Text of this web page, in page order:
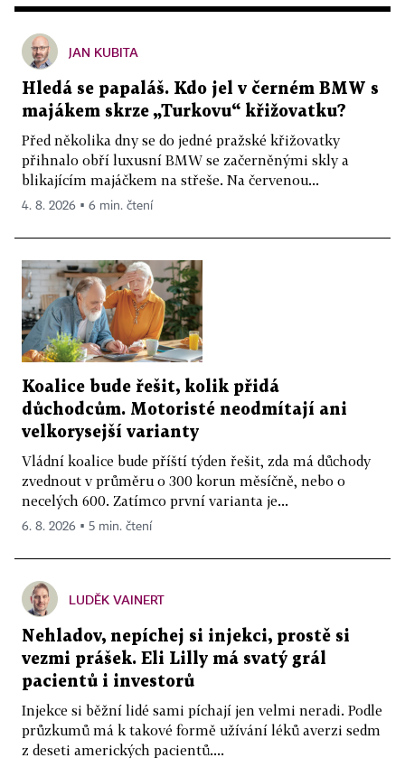
JAN KUBITA
Hledá se papaláš. Kdo jel v černém BMW s
majákem skrze „Turkovu“ křižovatku?
Před několika dny se do jedné pražské křižovatky
přihnalo obří luxusní BMW se začerněnými skly a
blikajícím majáčkem na střeše. Na červenou...
4. 8. 2026 ▪ 6 min. čtení
Koalice bude řešit, kolik přidá
důchodcům. Motoristé neodmítají ani
velkorysejší varianty
Vládní koalice bude příští týden řešit, zda má důchody
zvednout v průměru o 300 korun měsíčně, nebo o
necelých 600. Zatímco první varianta je...
6. 8. 2026 ▪ 5 min. čtení
LUDĚK VAINERT
Nehladov, nepíchej si injekci, prostě si
vezmi prášek. Eli Lilly má svatý grál
pacientů i investorů
Injekce si běžní lidé sami píchají jen velmi neradi. Podle
průzkumů má k takové formě užívání léků averzi sedm
z deseti amerických pacientů....